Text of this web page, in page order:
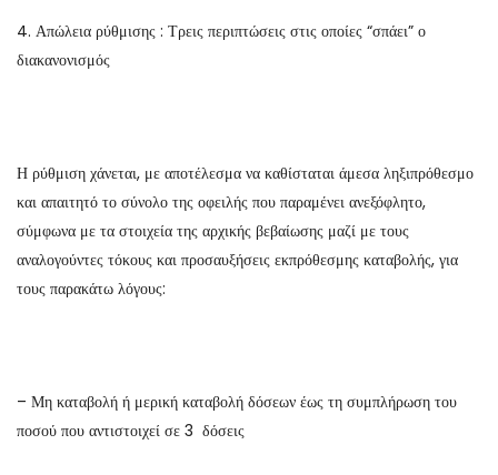
4. Απώλεια ρύθμισης : Τρεις περιπτώσεις στις οποίες “σπάει” ο
διακανονισμός
Η ρύθμιση χάνεται, με αποτέλεσμα να καθίσταται άμεσα ληξιπρόθεσμο
και απαιτητό το σύνολο της οφειλής που παραμένει ανεξόφλητο,
σύμφωνα με τα στοιχεία της αρχικής βεβαίωσης μαζί με τους
αναλογούντες τόκους και προσαυξήσεις εκπρόθεσμης καταβολής, για
τους παρακάτω λόγους:
– Μη καταβολή ή μερική καταβολή δόσεων έως τη συμπλήρωση του
ποσού που αντιστοιχεί σε 3 δόσεις